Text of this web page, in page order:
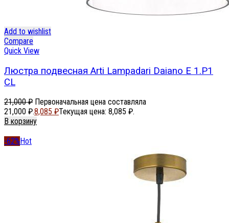
Add to wishlist
Compare
Quick View
Люстра подвесная Arti Lampadari Daiano E 1.P1
CL
21,000₽ Первоначальная цена составляла
21,000 ₽.8,085 ₽Текущая цена: 8,085 ₽.
В корзину
-62% Hot